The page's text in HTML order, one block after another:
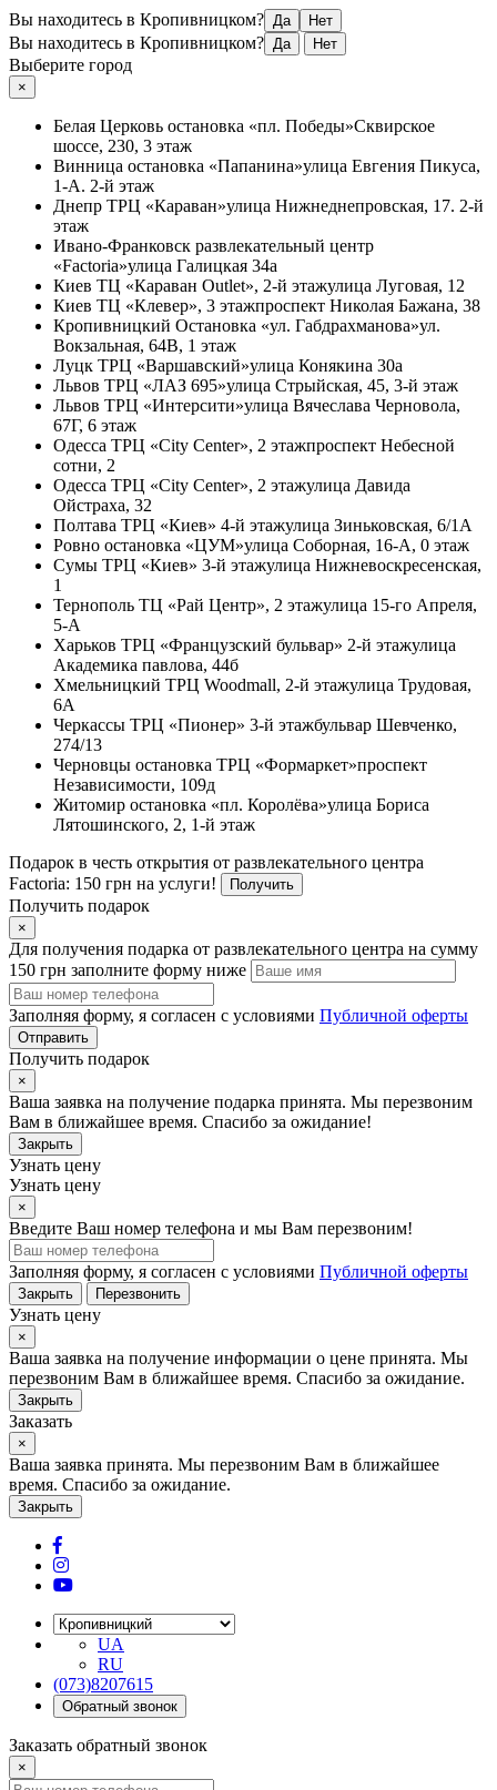
Вы находитесь в Кропивницком? Да Нет
Вы находитесь в Кропивницком? Да Нет
Выберите город
×
Белая Церковь остановка «пл. Победы»Сквирское
шоссе, 230, 3 этаж
Винница остановка «Папанина»улица Евгения Пикуса,
1-А. 2-й этаж
Днепр ТРЦ «Караван»улица Нижнеднепровская, 17. 2-й
этаж
Ивано-Франковск развлекательный центр
«Factoria»улица Галицкая 34а
Киев ТЦ «Караван Outlet», 2-й этажулица Луговая, 12
Киев ТЦ «Клевер», 3 этажпроспект Николая Бажана, 38
Кропивницкий Остановка «ул. Габдрахманова»ул.
Вокзальная, 64В, 1 этаж
Луцк ТРЦ «Варшавский»улица Конякина 30а
Львов ТРЦ «ЛАЗ 695»улица Стрыйская, 45, 3-й этаж
Львов ТРЦ «Интерсити»улица Вячеслава Черновола,
67Г, 6 этаж
Одесса ТРЦ «City Center», 2 этажпроспект Небесной
сотни, 2
Одесса ТРЦ «City Center», 2 этажулица Давида
Ойстраха, 32
Полтава ТРЦ «Киев» 4-й этажулица Зиньковская, 6/1А
Ровно остановка «ЦУМ»улица Соборная, 16-А, 0 этаж
Сумы ТРЦ «Киев» 3-й этажулица Нижневоскресенская,
1
Тернополь ТЦ «Рай Центр», 2 этажулица 15-го Апреля,
5-А
Харьков ТРЦ «Французский бульвар» 2-й этажулица
Академика павлова, 44б
Хмельницкий ТРЦ Woodmall, 2-й этажулица Трудовая,
6А
Черкассы ТРЦ «Пионер» 3-й этажбульвар Шевченко,
274/13
Черновцы остановка ТРЦ «Формаркет»проспект
Независимости, 109д
Житомир остановка «пл. Королёва»улица Бориса
Лятошинского, 2, 1-й этаж
Подарок в честь открытия от развлекательного центра
Factoria: 150 грн на услуги!
Получить
Получить подарок
×
Для получения подарка от развлекательного центра на сумму
150 грн заполните форму ниже
Заполняя форму, я согласен с условиями Публичной оферты
Отправить
Получить подарок
×
Ваша заявка на получение подарка принята. Мы перезвоним
Вам в ближайшее время. Спасибо за ожидание!
Закрыть
Узнать цену
Узнать цену
×
Введите Ваш номер телефона и мы Вам перезвоним!
Заполняя форму, я согласен с условиями Публичной оферты
Закрыть Перезвонить
Узнать цену
×
Ваша заявка на получение информации о цене принята. Мы
перезвоним Вам в ближайшее время. Спасибо за ожидание.
Закрыть
Заказать
×
Ваша заявка принята. Мы перезвоним Вам в ближайшее
время. Спасибо за ожидание.
Закрыть
UA
RU
(073)8207615
Обратный звонок
Заказать обратный звонок
×